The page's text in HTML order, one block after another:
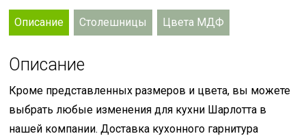
Описание Столешницы Цвета МДФ
Описание
Кроме представленных размеров и цвета, вы можете
выбрать любые изменения для кухни Шарлотта в
нашей компании. Доставка кухонного гарнитура